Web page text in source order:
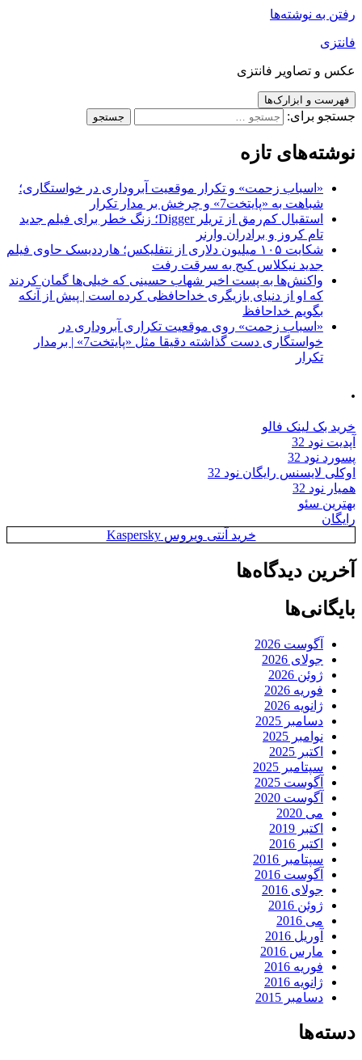
رفتن به نوشته‌ها
فانتزی
عکس و تصاویر فانتزی
فهرست و ابزارک‌ها
جستجو برای:
نوشته‌های تازه
«اسباب زحمت» و تکرار موقعیت آبروداری در خواستگاری؛
شباهت به «پایتخت7» و چرخش بر مدار تکرار
استقبال کم‌رمق از تریلر Digger؛ زنگ خطر برای فیلم جدید
تام کروز و برادران وارنر
شکایت ۱۰۵ میلیون دلاری از نتفلیکس؛ هارددیسک حاوی فیلم
جدید نیکلاس کیج به سرقت رفت
واکنش‌ها به پست اخیر شهاب حسینی که خیلی‌ها گمان کردند
که او از دنیای بازیگری خداحافظی کرده است | پیش از آنکه
بگویم خداحافظ
«اسباب زحمت» روی موقعیت تکراری آبروداری در
خواستگاری دست گذاشته دقیقا مثل «پایتخت7» | برمدار
تکرار
.
خرید بک لینک فالو
آپدیت نود 32
پسورد نود 32
اوکلی لایسنس رایگان نود 32
همیار نود 32
بهترین سئو
رایگان
خرید آنتی ویروس Kaspersky
آخرین دیدگاه‌ها
بایگانی‌ها
آگوست 2026
جولای 2026
ژوئن 2026
فوریه 2026
ژانویه 2026
دسامبر 2025
نوامبر 2025
اکتبر 2025
سپتامبر 2025
آگوست 2025
آگوست 2020
می 2020
اکتبر 2019
اکتبر 2016
سپتامبر 2016
آگوست 2016
جولای 2016
ژوئن 2016
می 2016
آوریل 2016
مارس 2016
فوریه 2016
ژانویه 2016
دسامبر 2015
دسته‌ها